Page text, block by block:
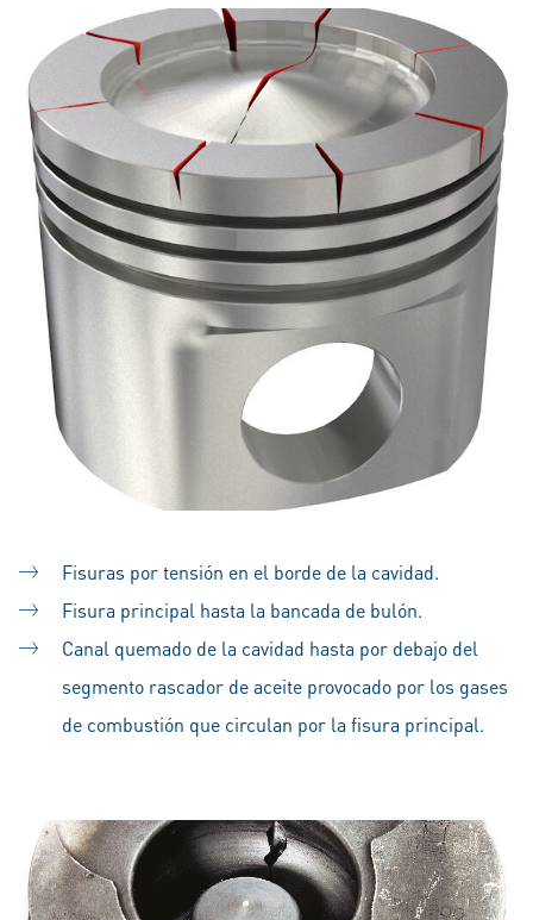
Fisuras por tensión en el borde de la cavidad.
Fisura principal hasta la bancada de bulón.
Canal quemado de la cavidad hasta por debajo del
segmento rascador de aceite provocado por los gases
de combustión que circulan por la fisura principal.